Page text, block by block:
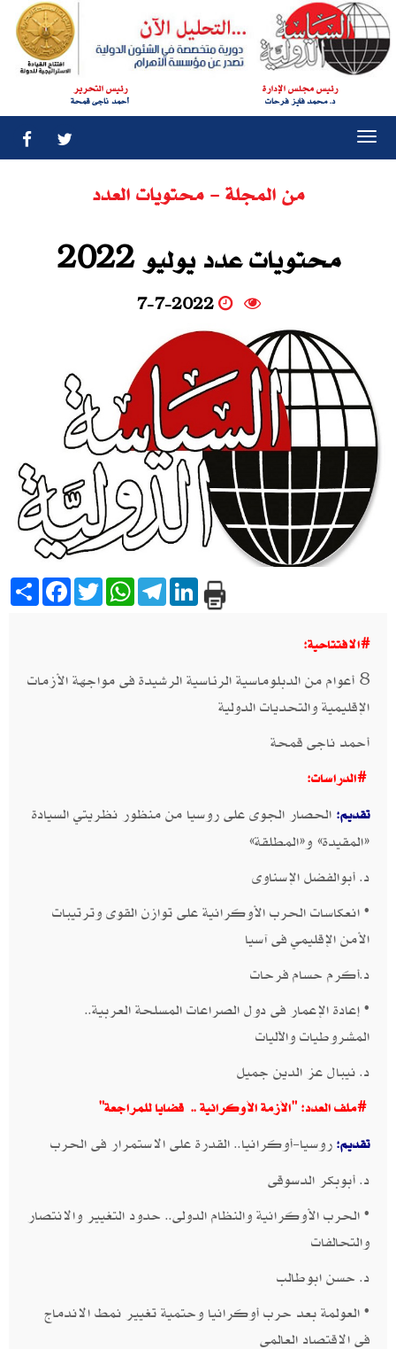
رئيس مجلس الإدارة
د. محمد فايز فرحات
رئيس التحرير
أحمد ناجى قمحة
من المجلة - محتويات العدد
محتويات عدد يوليو 2022
7-7-2022
Share Facebook
TwitterWhatsAppTelegramLinkedIn
#الافتتاحية:
8 أعوام من الدبلوماسية الرئاسية الرشيدة فى مواجهة الأزمات
الإقليمية والتحديات الدولية
أحمد ناجى قمحة​​
#الدراسات:
تقديم: الحصار الجوى على روسيا من منظور نظريتي السيادة
«المقيدة» و«المطلقة»
د. أبوالفضل الإسناوى
• انعكاسات الحرب الأوكرانية على توازن القوى وترتيبات
الأمن الإقليمي فى آسيا​
د.أكرم حسام فرحات​​
• إعادة الإعمار فى دول الصراعات المسلحة العربية..
المشروطيات والآليات ​
د. نيبال عز الدين جميل ​​
#ملف العدد: "الأزمة الأوكرانية .. قضايا للمراجعة"
تقديم: روسيا-أوكرانيا.. القدرة على الاستمرار فى الحرب​
د. أبوبكر الدسوقى
• الحرب الأوكرانية والنظام الدولى.. حدود التغيير والانتصار
والتحالفات ​
د. حسن ابوطالب
• العولمة بعد حرب أوكرانيا وحتمية تغيير نمط الاندماج
فى الاقتصاد العالمى​